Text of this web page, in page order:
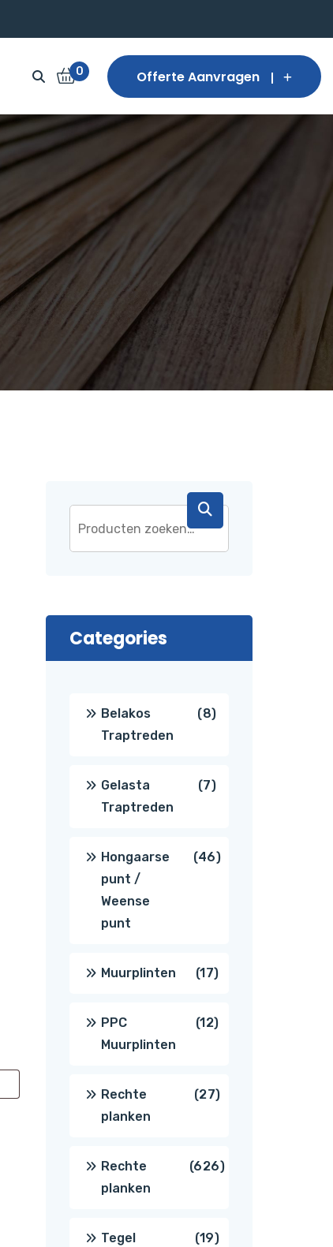
0 Offerte Aanvragen
Categories
Belakos
Traptreden
88
Gelasta
Traptreden
77
Hongaarse
punt /
Weense
punt
4646
Muurplinten 1717
producten
PPC
Muurplinten
1212
Rechte
planken
2727
Rechte
planken
626626
Tegel 1919